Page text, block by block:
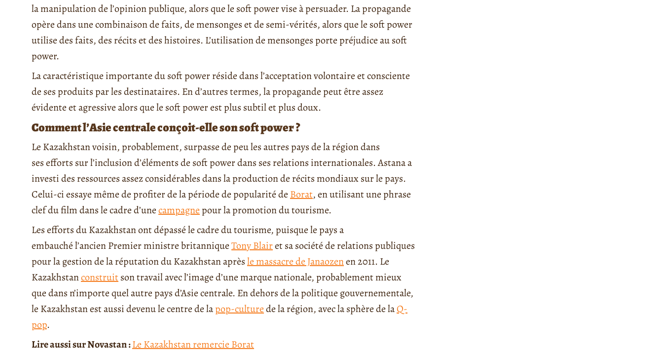
la manipulation de l’opinion publique, alors que le soft power vise à persuader. La propagande
opère dans une combinaison de faits, de mensonges et de semi-vérités, alors que le soft power
utilise des faits, des récits et des histoires. L’utilisation de mensonges porte préjudice au soft
power.
La caractéristique importante du soft power réside dans l’acceptation volontaire et consciente
de ses produits par les destinataires. En d’autres termes, la propagande peut être assez
évidente et agressive alors que le soft power est plus subtil et plus doux.
Comment l’Asie centrale conçoit-elle son soft power ?
Le Kazakhstan voisin, probablement, surpasse de peu les autres pays de la région dans
ses efforts sur l’inclusion d’éléments de soft power dans ses relations internationales. Astana a
investi des ressources assez considérables dans la production de récits mondiaux sur le pays.
Celui-ci essaye même de profiter de la période de popularité de Borat, en utilisant une phrase
clef du film dans le cadre d’unecampagnepour la promotion du tourisme.
Les efforts du Kazakhstan ont dépassé le cadre du tourisme, puisque le pays a
embauché l’ancien Premier ministre britanniqueTony Blairet sa société de relations publiques
pour la gestion de la réputation du Kazakhstan aprèsle massacre de Janaozenen 2011. Le
Kazakhstanconstruitson travail avec l’image d’une marque nationale, probablement mieux
que dans n’importe quel autre pays d’Asie centrale. En dehors de la politique gouvernementale,
le Kazakhstan est aussi devenu le centre de lapop-culturede la région, avec la sphère de laQ-
pop.
Lire aussi sur Novastan :Le Kazakhstan remercie Borat